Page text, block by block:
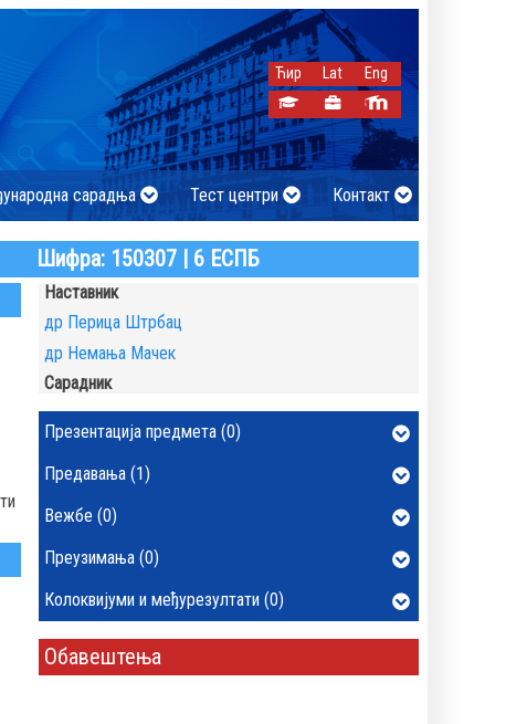
Ћир Lat Eng
сарадња Тест центри Контакт
Шифра: 150307 | 6 ЕСПБ
Наставник
др Перица Штрбац
др Немања Мачек
Сарадник
Презентација предмета (0)
Предавања (1)
Вежбе (0)
Преузимања (0)
Колоквијуми и међурезултати (0)
Обавештења